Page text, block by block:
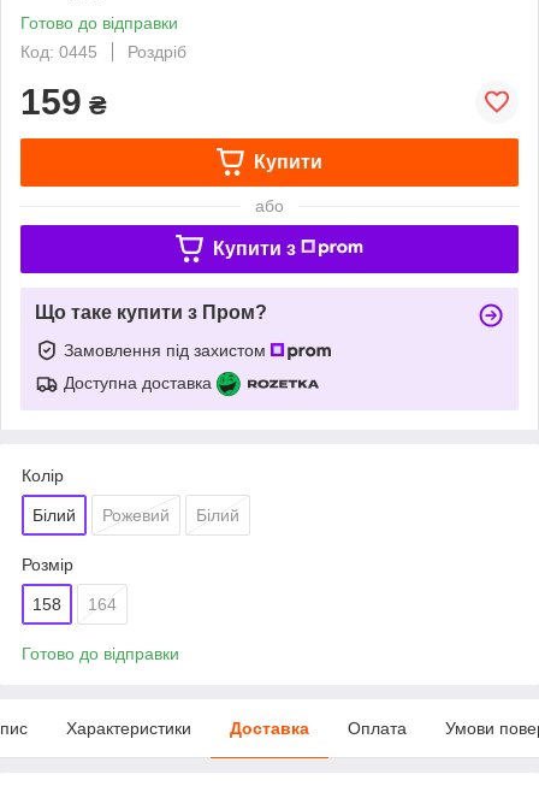
Готово до відправки
Код: 0445
Роздріб
159 ₴
Купити
або
Купити з
Що таке купити з Пром?
Замовлення під захистом
Доступна доставка
Колір
Білий Рожевий Білий
Розмір
158 164
Готово до відправки
Характеристики Доставка Оплата Умови